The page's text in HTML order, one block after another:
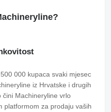
000 kupaca svaki mjesec
iz Hrvatske i drugih
čini Machineryline vrlo
platformom za prodaju vaših